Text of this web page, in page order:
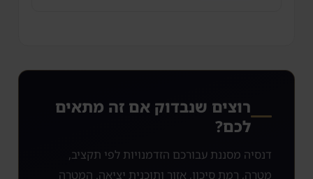
רוצים שנבדוק אם זה מתאים
לכם?
דנסיה מסננת עבורכם הזדמנויות לפי תקציב,
מטרה, רמת סיכון, אזור ותוכנית יציאה. המטרה